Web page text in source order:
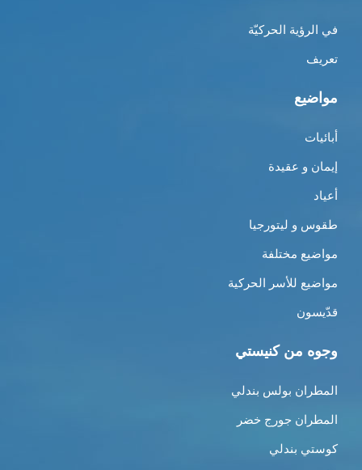
في الرؤية الحركيّة
تعريف
مواضيع
أبائيات
إيمان و عقيدة
أعياد
طقوس و ليتورجيا
مواضيع مختلفة
مواضيع للأسر الحركية
قدّيسون
وجوه من كنيستي
المطران بولس بندلي
المطران جورج خضر
كوستي بندلي